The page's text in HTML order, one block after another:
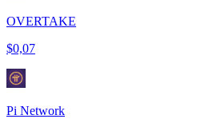
OVERTAKE
$0,07
Pi Network